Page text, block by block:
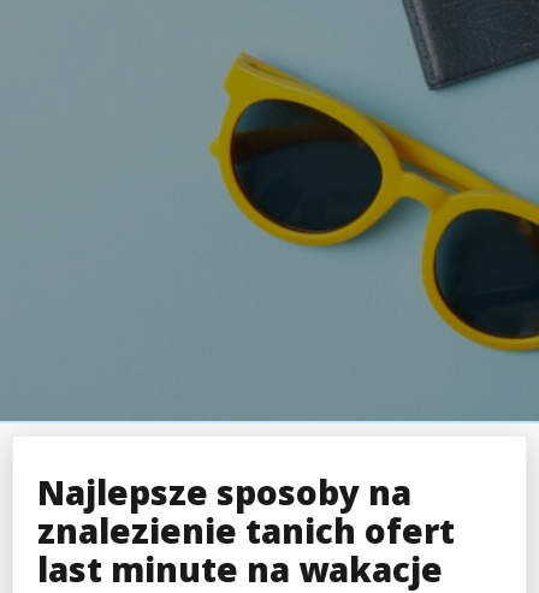
Najlepsze sposoby na
znalezienie tanich ofert
last minute na wakacje